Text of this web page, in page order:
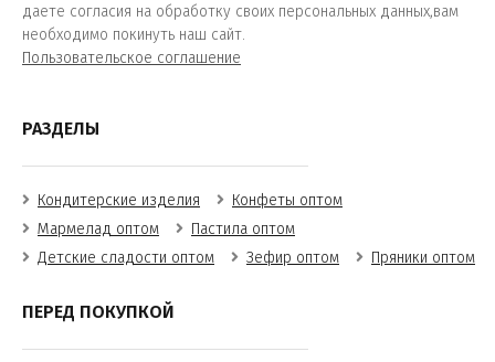
даете согласия на обработку своих персональных данных,вам
необходимо покинуть наш сайт.
Пользовательское соглашение
РАЗДЕЛЫ
Кондитерские изделия
Конфеты оптом
Мармелад оптом
Пастила оптом
Детские сладости оптом
Зефир оптом Пряники оптом
ПЕРЕД ПОКУПКОЙ